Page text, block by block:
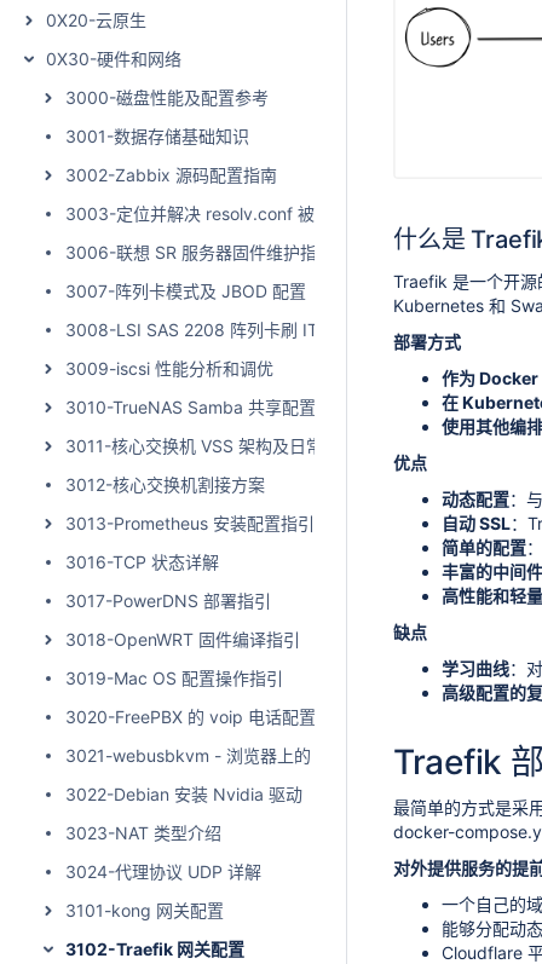
0X20-云原生
0X30-硬件和网络
3000-磁盘性能及配置参考
3001-数据存储基础知识
3002-Zabbix 源码配置指南
3003-定位并解决 resolv.conf 被覆盖的问题
3006-联想 SR 服务器固件维护指引
3007-阵列卡模式及 JBOD 配置
3008-LSI SAS 2208 阵列卡刷 IT 模式
3009-iscsi 性能分析和调优
3010-TrueNAS Samba 共享配置指引
3011-核心交换机 VSS 架构及日常维护指引
3012-核心交换机割接方案
3013-Prometheus 安装配置指引
3016-TCP 状态详解
3017-PowerDNS 部署指引
3018-OpenWRT 固件编译指引
3019-Mac OS 配置操作指引
3020-FreePBX 的 voip 电话配置
3021-webusbkvm - 浏览器上的 USB KVM (键盘 视频 鼠标)
3022-Debian 安装 Nvidia 驱动
3023-NAT 类型介绍
3024-代理协议 UDP 详解
3101-kong 网关配置
3102-Traefik 网关配置
什么是
Traefik 是一个开源
Kubernetes 和
部署方式
作为 Docker
在
使用其他编
优点
动态配置：
自动 SSL：
简单的配置
丰富的中间件
高性能和轻
缺点
学习曲线：
高级配置的
Traefik
最简单的方式是采
docker-
对外提供服务的提
一个自己的
能够分配动
Cloudflare